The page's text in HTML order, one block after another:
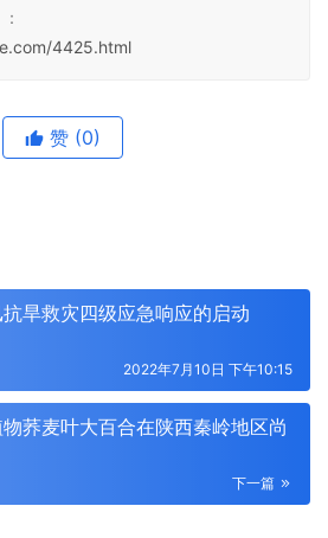
4425.html
赞 (0)
旱救灾四级应急响应的启动
2022年7月10日 下午10:15
荞麦叶大百合在陕西秦岭地区尚
下一篇